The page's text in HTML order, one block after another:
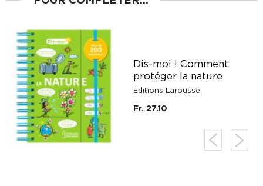
Dis-moi ! Comment
protéger la nature
Éditions Larousse
Fr. 27.10